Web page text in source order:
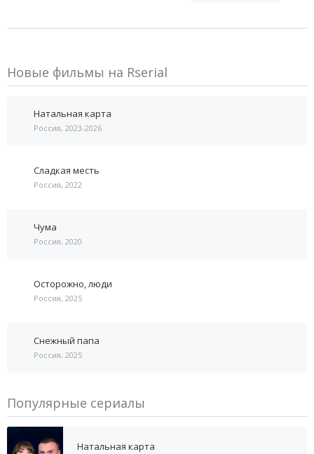
Новые фильмы на Rserial
Натальная карта
Россия, 2023-2026
Сладкая месть
Россия, 2022
Чума
Россия, 2020
Осторожно, люди
Россия, 2025
Снежный папа
Россия, 2025
Популярные сериалы
Натальная карта